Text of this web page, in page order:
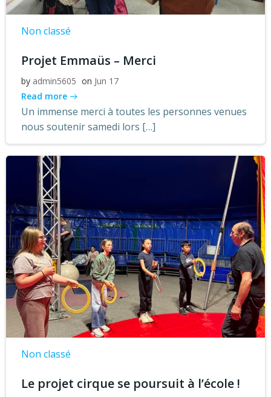
Non classé
Projet Emmaüs – Merci
by admin5605 on Jun 17
Read more
Un immense merci à toutes les personnes venues
nous soutenir samedi lors […]
Non classé
Le projet cirque se poursuit à l’école !